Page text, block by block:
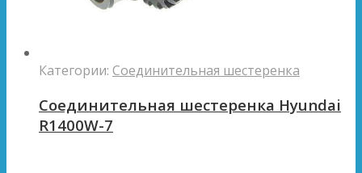
Категории: Соединительная шестеренка
Соединительная шестеренка Hyundai
R1400W-7